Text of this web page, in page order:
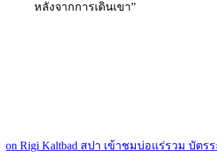
หลังจากการเดินเขา”
on Rigi Kaltbad สปา เข้าชมบ่อแร่รวม บัตร